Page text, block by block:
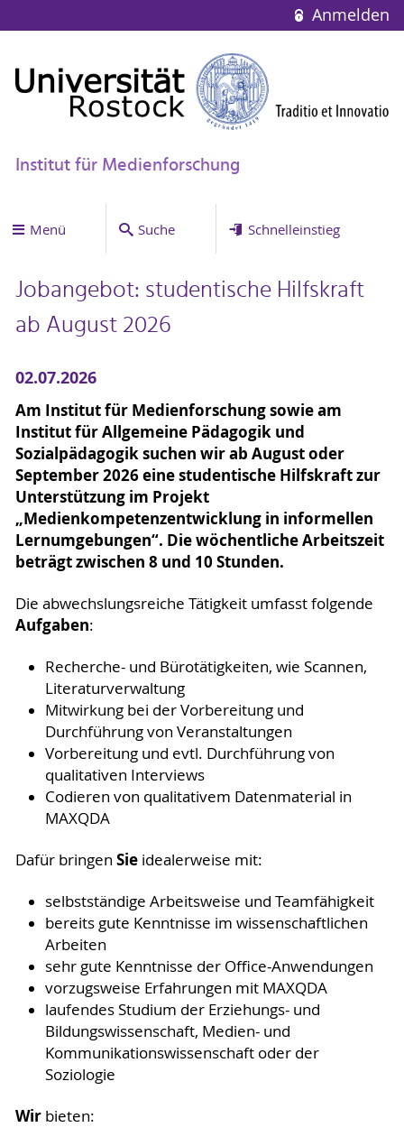
Anmelden
Institut für Medienforschung
Menü Suche Schnelleinstieg
Jobangebot: studentische Hilfskraft
ab August 2026
02.07.2026
Am Institut für Medienforschung sowie am
Institut für Allgemeine Pädagogik und
Sozialpädagogik suchen wir ab August oder
September 2026 eine studentische Hilfskraft zur
Unterstützung im Projekt
„Medienkompetenzentwicklung in informellen
Lernumgebungen“. Die wöchentliche Arbeitszeit
beträgt zwischen 8 und 10 Stunden.
Die abwechslungsreiche Tätigkeit umfasst folgende
Aufgaben:
Recherche- und Bürotätigkeiten, wie Scannen,
Literaturverwaltung
Mitwirkung bei der Vorbereitung und
Durchführung von Veranstaltungen
Vorbereitung und evtl. Durchführung von
qualitativen Interviews
Codieren von qualitativem Datenmaterial in
MAXQDA
Dafür bringen Sieidealerweise mit:
selbstständige Arbeitsweise und Teamfähigkeit
bereits gute Kenntnisse im wissenschaftlichen
Arbeiten
sehr gute Kenntnisse der Office-Anwendungen
vorzugsweise Erfahrungen mit MAXQDA
laufendes Studium der Erziehungs- und
Bildungswissenschaft, Medien- und
Kommunikationswissenschaft oder der
Soziologie
Wir bieten: